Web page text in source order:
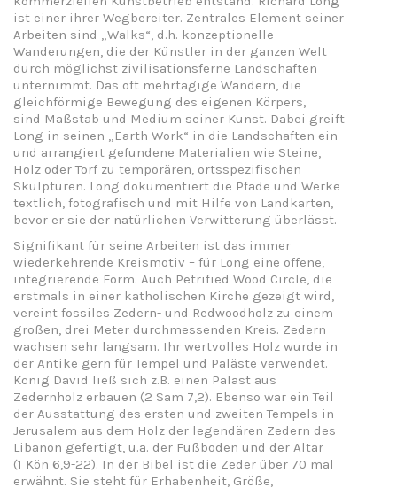
ist einer ihrer Wegbereiter. Zentrales Element seiner
Arbeiten sind „Walks“, d.h. konzeptionelle
Wanderungen, die der Künstler in der ganzen Welt
durch möglichst zivilisationsferne Landschaften
unternimmt. Das oft mehrtägige Wandern, die
gleichförmige Bewegung des eigenen Körpers,
sind Maßstab und Medium seiner Kunst. Dabei greift
Long in seinen „Earth Work“ in die Landschaften ein
und arrangiert gefundene Materialien wie Steine,
Holz oder Torf zu temporären, ortsspezifischen
Skulpturen. Long dokumentiert die Pfade und Werke
textlich, fotografisch und mit Hilfe von Landkarten,
bevor er sie der natürlichen Verwitterung überlässt.
Signifikant für seine Arbeiten ist das immer
wiederkehrende Kreismotiv – für Long eine offene,
integrierende Form. Auch Petrified Wood Circle, die
erstmals in einer katholischen Kirche gezeigt wird,
vereint fossiles Zedern- und Redwoodholz zu einem
großen, drei Meter durchmessenden Kreis. Zedern
wachsen sehr langsam. Ihr wertvolles Holz wurde in
der Antike gern für Tempel und Paläste verwendet.
König David ließ sich z.B. einen Palast aus
Zedernholz erbauen (2 Sam 7,2). Ebenso war ein Teil
der Ausstattung des ersten und zweiten Tempels in
Jerusalem aus dem Holz der legendären Zedern des
Libanon gefertigt, u.a. der Fußboden und der Altar
(1 Kön 6,9-22). In der Bibel ist die Zeder über 70 mal
erwähnt. Sie steht für Erhabenheit, Größe,